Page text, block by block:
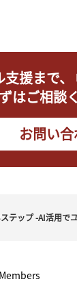
援まで、
はご相談
お問い
テップ -AI活用で
Members